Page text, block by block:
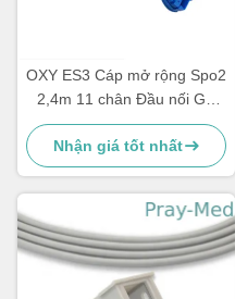
OXY ES3 Cáp mở rộng Spo2
2,4m 11 chân Đầu nối GE
khóa đơn
Nhận giá tốt nhất